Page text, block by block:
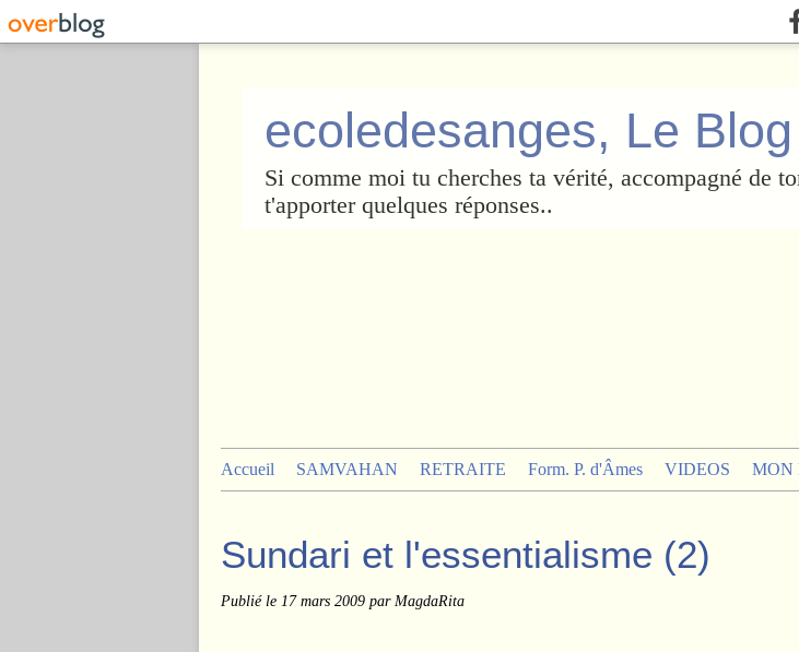
ecoledesanges, Le
Si comme moi tu cherches ta vérité, accompagné de
t'apporter quelques réponses..
Accueil SAMVAHAN RETRAITE Form. P. d'Âmes VIDEOS MON
Sundari et l'essentialisme (2)
Publié le 17 mars 2009 par MagdaRita